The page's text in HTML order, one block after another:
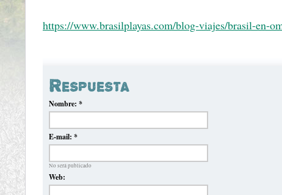
https://www.brasilplayas.com/blog-viajes/brasil-en-
Respuesta
Nombre: *
E-mail: *
No será publicado
Web: